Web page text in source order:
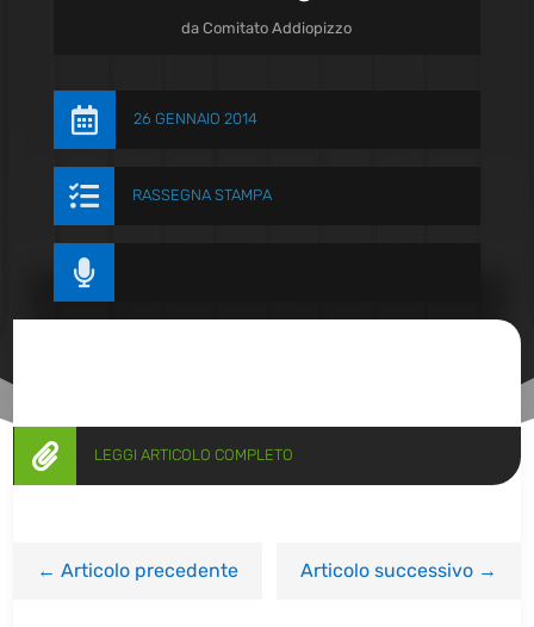
daComitato Addiopizzo
 26 GENNAIO 2014
 RASSEGNA STAMPA

 LEGGI ARTICOLO COMPLETO
←Articolo precedente Articolo successivo→